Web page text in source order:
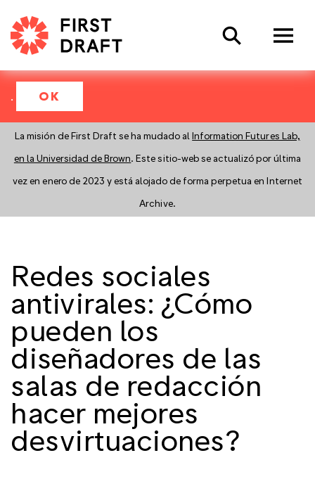
. OK
La misión de First Draft se ha mudado alInformation Futures Lab,
en la Universidad de Brown. Este sitio-web se actualizó por última
vez en enero de 2023 y está alojado de forma perpetua en Internet
Archive.
Search
Redes sociales
antivirales: ¿Cómo
pueden los
diseñadores de las
salas de redacción
hacer mejores
desvirtuaciones?